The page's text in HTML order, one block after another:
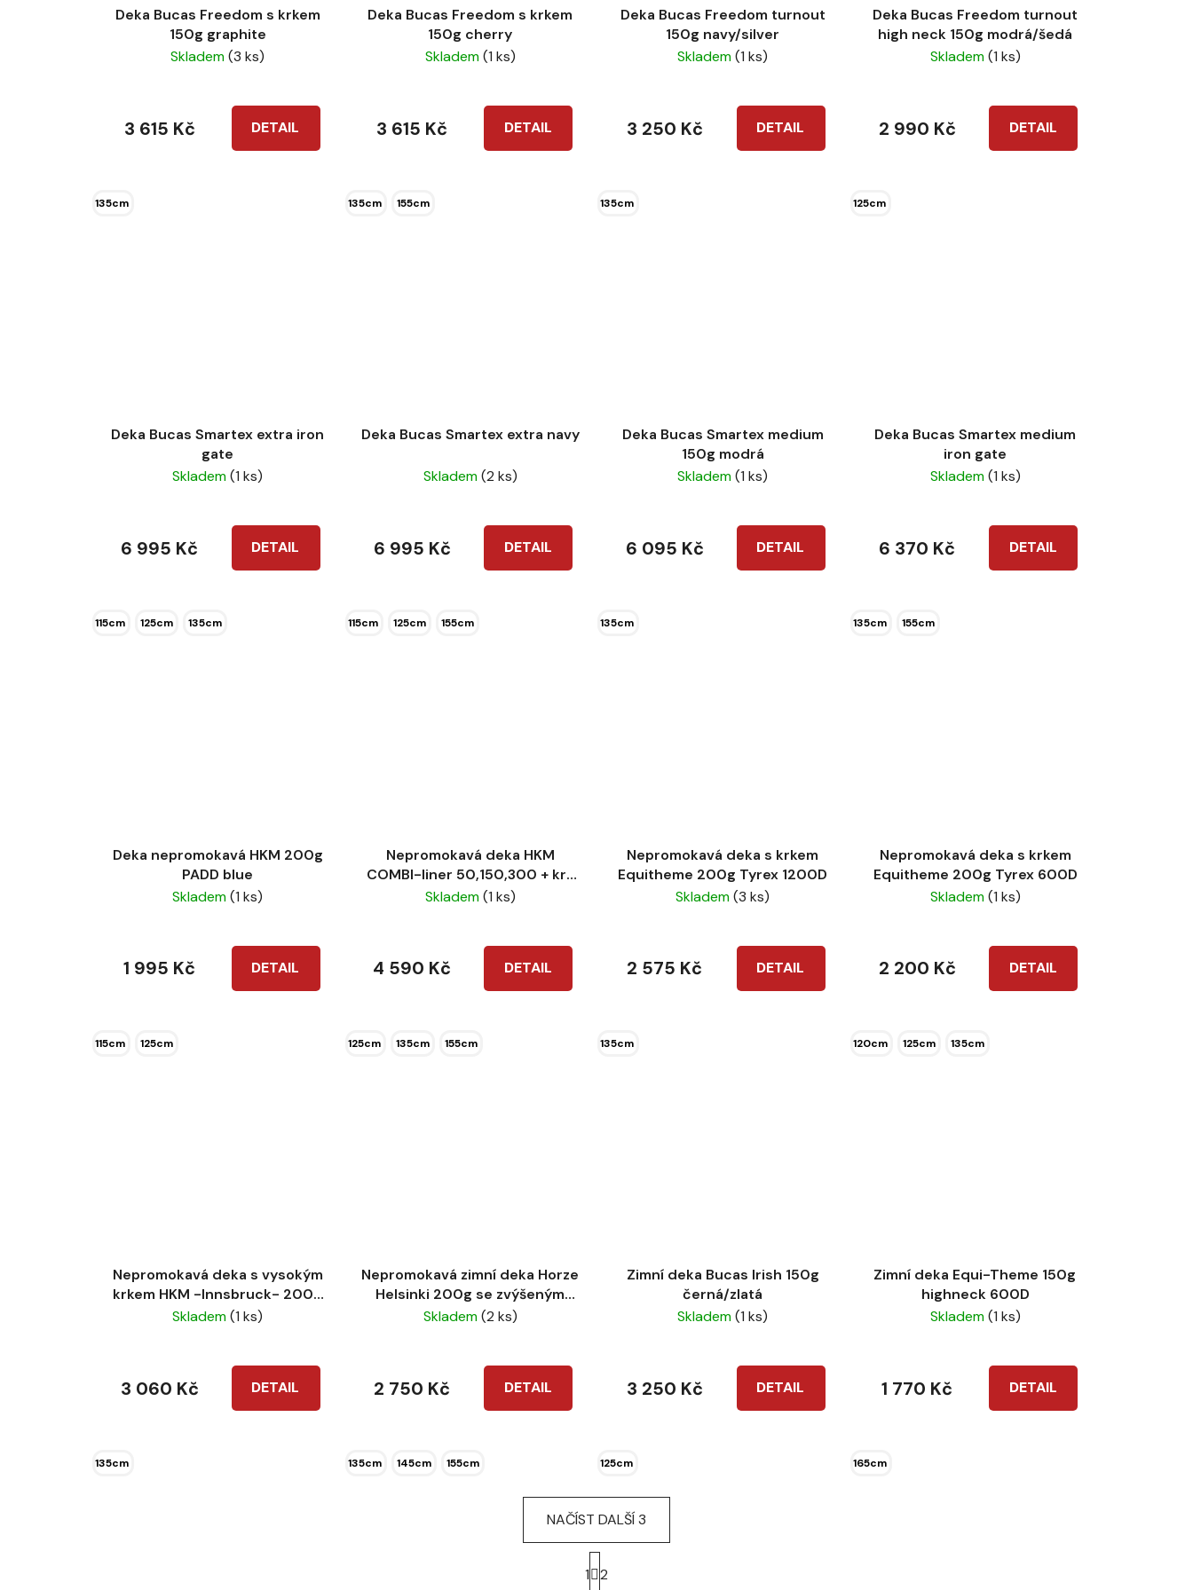
Deka Bucas Freedom s krkem
150g graphite
Skladem(3 ks)
DETAIL
3 615 Kč
135cm
Deka Bucas Freedom s krkem
150g cherry
Skladem(1 ks)
DETAIL
3 615 Kč
135cm 155cm
Deka Bucas Freedom turnout
150g navy/silver
Skladem(1 ks)
DETAIL
3 250 Kč
135cm
Deka Bucas Freedom turnout
high neck 150g modrá/šedá
Skladem(1 ks)
DETAIL
2 990 Kč
125cm
Deka Bucas Smartex extra iron
gate
Skladem(1 ks)
DETAIL
6 995 Kč
115cm 125cm 135cm
Deka Bucas Smartex extra navy
Skladem(2 ks)
DETAIL
6 995 Kč
115cm 125cm 155cm
Deka Bucas Smartex medium
150g modrá
Skladem(1 ks)
DETAIL
6 095 Kč
135cm
Deka Bucas Smartex medium
iron gate
Skladem(1 ks)
DETAIL
6 370 Kč
135cm 155cm
Deka nepromokavá HKM 200g
PADD blue
Skladem(1 ks)
DETAIL
1 995 Kč
115cm 125cm
Nepromokavá deka HKM
COMBI-liner 50,150,300 + krk
modrá
Skladem(1 ks)
DETAIL
4 590 Kč
125cm 135cm 155cm
Nepromokavá deka s krkem
Equitheme 200g Tyrex 1200D
Skladem(3 ks)
DETAIL
2 575 Kč
135cm
Nepromokavá deka s krkem
Equitheme 200g Tyrex 600D
Skladem(1 ks)
DETAIL
2 200 Kč
120cm 125cm 135cm
Nepromokavá deka s vysokým
krkem HKM -Innsbruck- 200g
černá
Skladem(1 ks)
DETAIL
3 060 Kč
135cm
Nepromokavá zimní deka Horze
Helsinki 200g se zvýšeným
krkem
Skladem(2 ks)
DETAIL
2 750 Kč
135cm 145cm 155cm
Zimní deka Bucas Irish 150g
černá/zlatá
Skladem(1 ks)
DETAIL
3 250 Kč
125cm
Zimní deka Equi-Theme 150g
highneck 600D
Skladem(1 ks)
DETAIL
1 770 Kč
165cm
NAČÍST DALŠÍ 3
S
t
r
1 2